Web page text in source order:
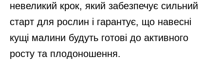
невеликий крок, який забезпечує сильний
старт для рослин і гарантує, що навесні
кущі малини будуть готові до активного
росту та плодоношення.